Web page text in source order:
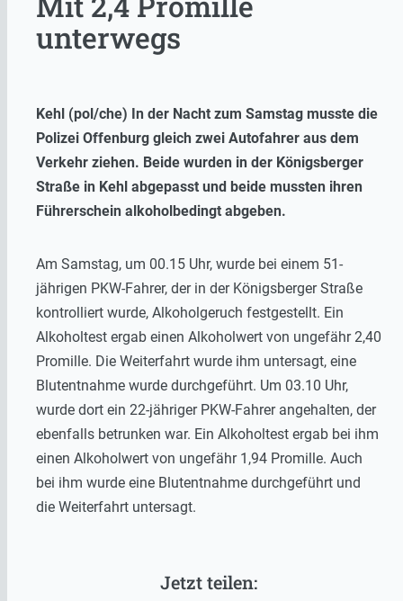
unterwegs
Kehl (pol/che) In der Nacht zum Samstag musste die
Polizei Offenburg gleich zwei Autofahrer aus dem
Verkehr ziehen. Beide wurden in der Königsberger
Straße in Kehl abgepasst und beide mussten ihren
Führerschein alkoholbedingt abgeben.
Am Samstag, um 00.15 Uhr, wurde bei einem 51-
jährigen PKW-Fahrer, der in der Königsberger Straße
kontrolliert wurde, Alkoholgeruch festgestellt. Ein
Alkoholtest ergab einen Alkoholwert von ungefähr 2,40
Promille. Die Weiterfahrt wurde ihm untersagt, eine
Blutentnahme wurde durchgeführt. Um 03.10 Uhr,
wurde dort ein 22-jähriger PKW-Fahrer angehalten, der
ebenfalls betrunken war. Ein Alkoholtest ergab bei ihm
einen Alkoholwert von ungefähr 1,94 Promille. Auch
bei ihm wurde eine Blutentnahme durchgeführt und
die Weiterfahrt untersagt.